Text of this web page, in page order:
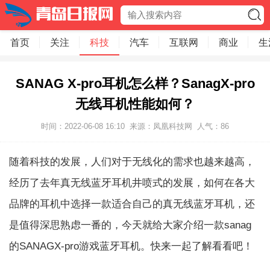
首页 关注 科技 汽车 互联网 商业 生
SANAG X-pro耳机怎么样？SanagX-pro
无线耳机性能如何？
时间：2022-06-08 16:10 来源：凤凰科技网 人气： 86
随着科技的发展，人们对于无线化的需求也越来越高，
经历了去年真无线蓝牙耳机井喷式的发展，如何在各大
品牌的耳机中选择一款适合自己的真无线蓝牙耳机，还
是值得深思熟虑一番的，今天就给大家介绍一款sanag
的SANAGX-pro游戏蓝牙耳机。快来一起了解看看吧！